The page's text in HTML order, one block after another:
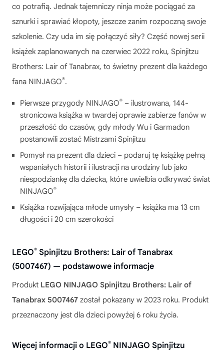
co potrafią. Jednak tajemniczy ninja może pociągać za
sznurki i sprawiać kłopoty, jeszcze zanim rozpoczną swoje
szkolenie. Czy uda im się połączyć siły? Część nowej serii
książek zaplanowanych na czerwiec 2022 roku, Spinjitzu
Brothers: Lair of Tanabrax, to świetny prezent dla każdego
fana NINJAGO®.
Pierwsze przygody NINJAGO® – ilustrowana, 144-
stronicowa książka w twardej oprawie zabierze fanów w
przeszłość do czasów, gdy młody Wu i Garmadon
postanowili zostać Mistrzami Spinjitzu
Pomysł na prezent dla dzieci – podaruj tę książkę pełną
wspaniałych historii i ilustracji na urodziny lub jako
niespodziankę dla dziecka, które uwielbia odkrywać świat
NINJAGO®
Książka rozwijająca młode umysły – książka ma 13 cm
długości i 20 cm szerokości
LEGO® Spinjitzu Brothers: Lair of Tanabrax
(5007467) — podstawowe informacje
Produkt LEGO NINJAGO Spinjitzu Brothers: Lair of
Tanabrax 5007467 został pokazany w 2023 roku. Produkt
przeznaczony jest dla dzieci powyżej 6 roku życia.
Więcej informacji o LEGO® NINJAGO Spinjitzu